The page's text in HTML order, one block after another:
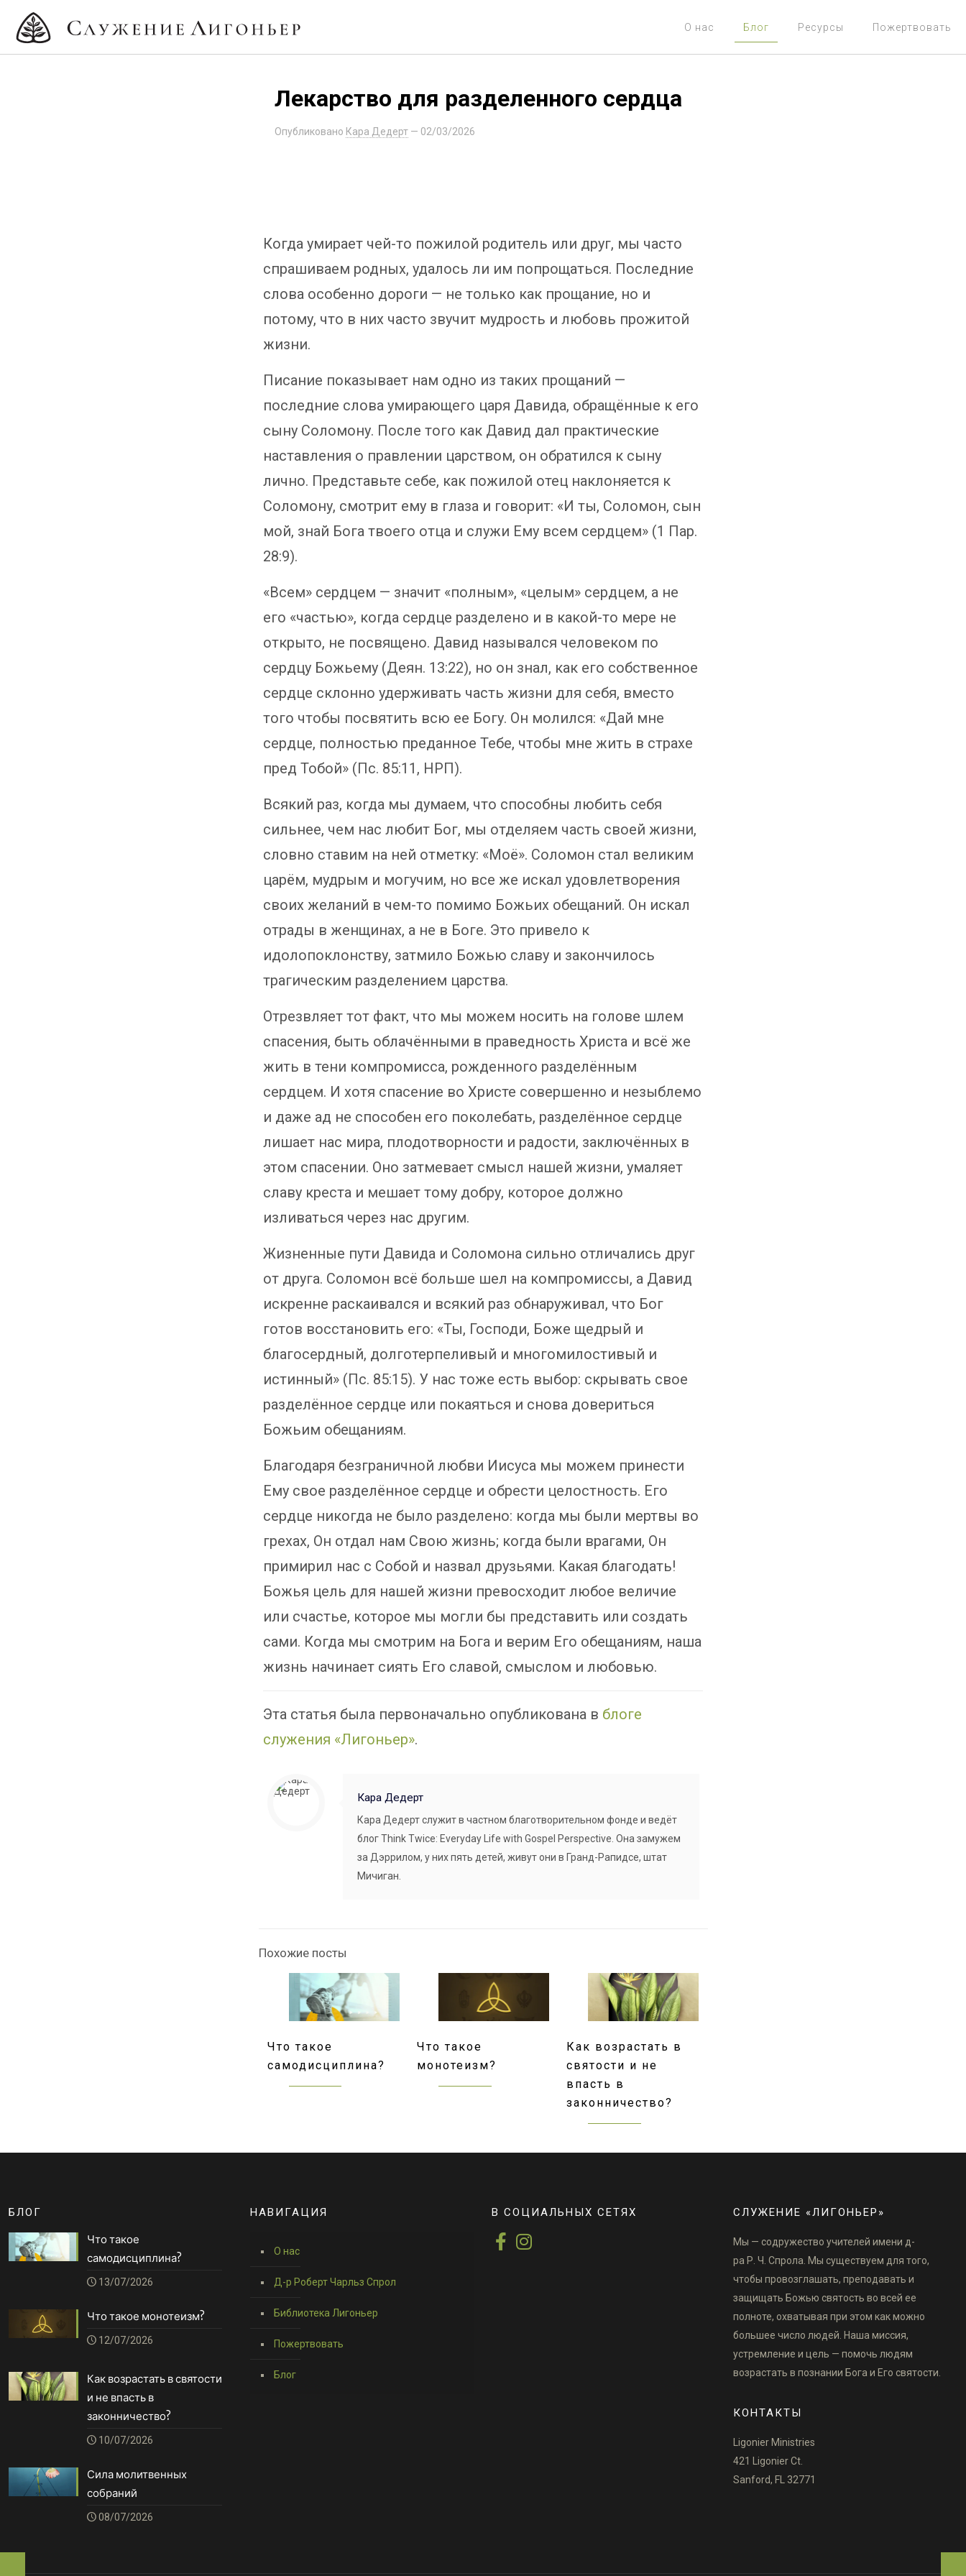
О нас Блог Ресурсы Пожертвовать
Лекарство для разделенного сердца
Опубликовано Кара Дедерт — 02/03/2026
Когда умирает чей-то пожилой родитель или друг, мы часто
спрашиваем родных, удалось ли им попрощаться. Последние
слова особенно дороги — не только как прощание, но и
потому, что в них часто звучит мудрость и любовь прожитой
жизни.
Писание показывает нам одно из таких прощаний —
последние слова умирающего царя Давида, обращённые к его
сыну Соломону. После того как Давид дал практические
наставления о правлении царством, он обратился к сыну
лично. Представьте себе, как пожилой отец наклоняется к
Соломону, смотрит ему в глаза и говорит: «И ты, Соломон, сын
мой, знай Бога твоего отца и служи Ему всем сердцем» (1 Пар.
28:9).
«Всем» сердцем — значит «полным», «целым» сердцем, а не
его «частью», когда сердце разделено и в какой-то мере не
открыто, не посвящено. Давид назывался человеком по
сердцу Божьему (Деян. 13:22), но он знал, как его собственное
сердце склонно удерживать часть жизни для себя, вместо
того чтобы посвятить всю ее Богу. Он молился: «Дай мне
сердце, полностью преданное Тебе, чтобы мне жить в страхе
пред Тобой» (Пс. 85:11, НРП).
Всякий раз, когда мы думаем, что способны любить себя
сильнее, чем нас любит Бог, мы отделяем часть своей жизни,
словно ставим на ней отметку: «Моё». Соломон стал великим
царём, мудрым и могучим, но все же искал удовлетворения
своих желаний в чем-то помимо Божьих обещаний. Он искал
отрады в женщинах, а не в Боге. Это привело к
идолопоклонству, затмило Божью славу и закончилось
трагическим разделением царства.
Отрезвляет тот факт, что мы можем носить на голове шлем
спасения, быть облачёнными в праведность Христа и всё же
жить в тени компромисса, рожденного разделённым
сердцем. И хотя спасение во Христе совершенно и незыблемо
и даже ад не способен его поколебать, разделённое сердце
лишает нас мира, плодотворности и радости, заключённых в
этом спасении. Оно затмевает смысл нашей жизни, умаляет
славу креста и мешает тому добру, которое должно
изливаться через нас другим.
Жизненные пути Давида и Соломона сильно отличались друг
от друга. Соломон всё больше шел на компромиссы, а Давид
искренне раскаивался и всякий раз обнаруживал, что Бог
готов восстановить его: «Ты, Господи, Боже щедрый и
благосердный, долготерпеливый и многомилостивый и
истинный» (Пс. 85:15). У нас тоже есть выбор: скрывать свое
разделённое сердце или покаяться и снова довериться
Божьим обещаниям.
Благодаря безграничной любви Иисуса мы можем принести
Ему свое разделённое сердце и обрести целостность. Его
сердце никогда не было разделено: когда мы были мертвы во
грехах, Он отдал нам Свою жизнь; когда были врагами, Он
примирил нас с Собой и назвал друзьями. Какая благодать!
Божья цель для нашей жизни превосходит любое величие
или счастье, которое мы могли бы представить или создать
сами. Когда мы смотрим на Бога и верим Его обещаниям, наша
жизнь начинает сиять Его славой, смыслом и любовью.
Эта статья была первоначально опубликована в блоге
служения «Лигоньер».
Кара Дедерт
Кара Дедерт служит в частном благотворительном фонде и ведёт
блог Think Twice: Everyday Life with Gospel Perspective. Она замужем
за Дэррилом, у них пять детей, живут они в Гранд-Рапидсе, штат
Мичиган.
Похожие посты
Что такое
самодисциплина?
Что такое
монотеизм?
Как возрастать в
святости и не
впасть в
законничество?
БЛОГ
Что такое
самодисциплина?
13/07/2026
Что такое монотеизм?
12/07/2026
Как возрастать в святости
и не впасть в
законничество?
10/07/2026
Сила молитвенных
собраний
08/07/2026
НАВИГАЦИЯ
О нас
Д-р Роберт Чарльз Спрол
Библиотека Лигоньер
Пожертвовать
Блог
В СОЦИАЛЬНЫХ СЕТЯХ СЛУЖЕНИЕ «ЛИГОНЬЕР»
Мы — содружество учителей имени д-
ра Р. Ч. Спрола. Мы существуем для того,
чтобы провозглашать, преподавать и
защищать Божью святость во всей ее
полноте, охватывая при этом как можно
большее число людей. Наша миссия,
устремление и цель — помочь людям
возрастать в познании Бога и Его святости.
КОНТАКТЫ
Ligonier Ministries
421 Ligonier Ct.
Sanford, FL 32771